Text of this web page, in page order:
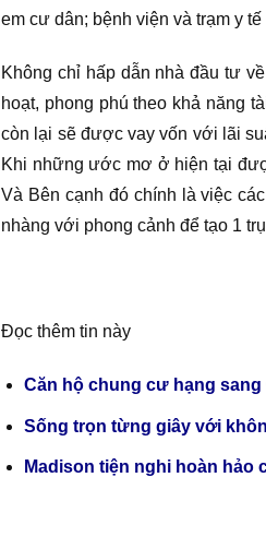
em cư dân; bệnh viện và trạm y
Không chỉ hấp dẫn nhà đầu tư
hoạt, phong phú theo khả năng
còn lại sẽ được vay vốn với lãi
Khi những ước mơ ở hiện tại
Và Bên cạnh đó chính là việc
nhàng với phong cảnh để tạo 1
Đọc thêm tin này
Căn hộ chung cư hạng
Sống trọn từng giây với
Madison tiện nghi hoàn hảo